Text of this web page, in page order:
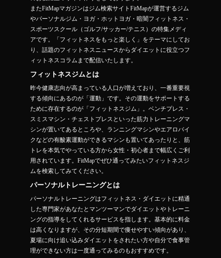
またFitMapマガジンはジム検索サイトFitMapが運営するジム
やパーソナルジム・ヨガ・ホットヨガ・暗闇フィットネス・
スポーツスクール（ゴルフ/サッカー/テニス）の特集メディ
アです。「フィットネスをもっと楽しく」をテーマにしてお
り、話題のフィットネスニュースからダイエットに役立つフ
ィットネスコラムまで配信いたします。
フィットネスジムとは
昨今健康志向が高まっている人口が増えており、一番重要視
する傾向にあるのが「運動」です。その運動をサポートする
ために存在するのが「フィットネスジム」。ベンチプレス・
スミスマシン・チェストプレスといった筋力トレーニングマ
シンが置いてあるところや、ランニングマシンやエアロバイ
クなどの有酸素運動ができるマシンも置いてあったりと、筋
トレを本気でやっている方から女性・初心者まで幅広くご利
用されています。FitMapでぜひ通ってみたいフィットネスジ
ムを検索してみてください。
パーソナルトレーニングとは
パーソナルトレーニングはフィットネス・ダイエットに精通
した専門家があなたとマンツーマンでダイエットやトレーニ
ングの指導をしてくれるサービスを指します。基本的に料金
は高くなりますが、その分短期間で痩せやすい傾向があり、
夏場に向け追い込みダイエットをされたい方や自分で食事管
理ができない方は一度通ってみるのもおすすめです。